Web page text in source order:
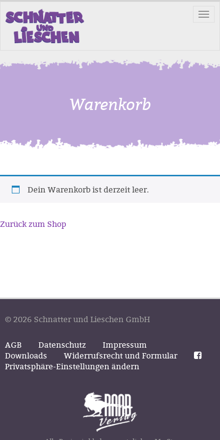
Warenkorb
Dein Warenkorb ist derzeit leer.
Zurück zum Shop
© 2026 Schnatter und Lieschen GmbH
AGB Datenschutz
Impressum
Downloads
Widerrufsrecht und Formular
Privatsphäre-Einstellungen ändern